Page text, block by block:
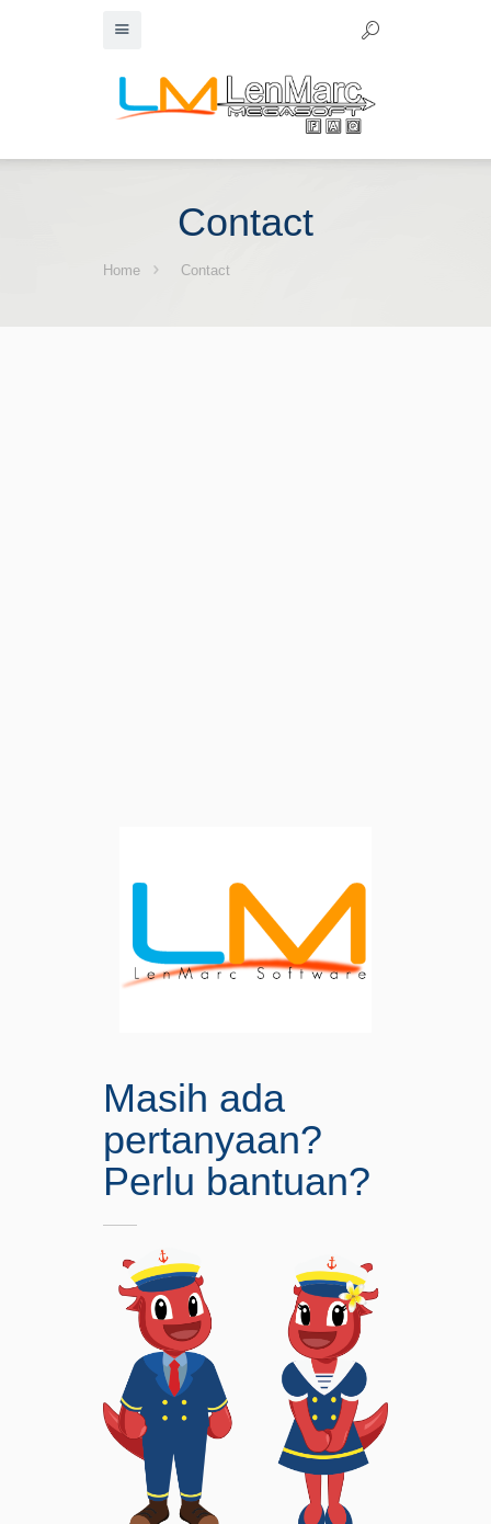
Contact
Home Contact
Masih ada
pertanyaan?
Perlu bantuan?